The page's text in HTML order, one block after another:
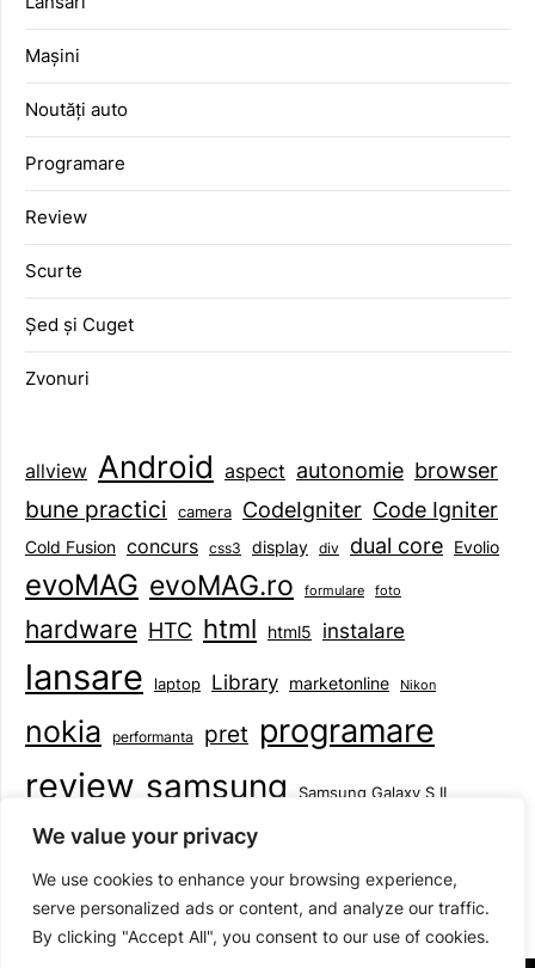
We value your privacy
We use cookies to enhance your browsing experience,
serve personalized ads or content, and analyze our traffic.
By clicking "Accept All", you consent to our use of cookies.
Mașini
Noutăți auto
Programare
Review
Scurte
Șed și Cuget
Zvonuri
allview Android aspect autonomie browser
bune practici camera CodeIgniter Code Igniter
Cold Fusion concurs css3 display div dual core Evolio
evoMAG evoMAG.ro formulare foto
hardware HTC html html5 instalare
lansare laptop Library marketonline Nikon
nokia performanta pret programare
review samsung Samsung Galaxy S II
smartphone specificatii standarde